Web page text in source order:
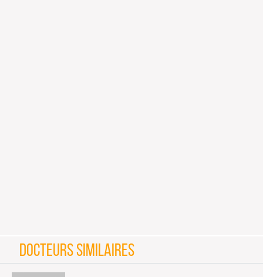
DOCTEURS SIMILAIRES